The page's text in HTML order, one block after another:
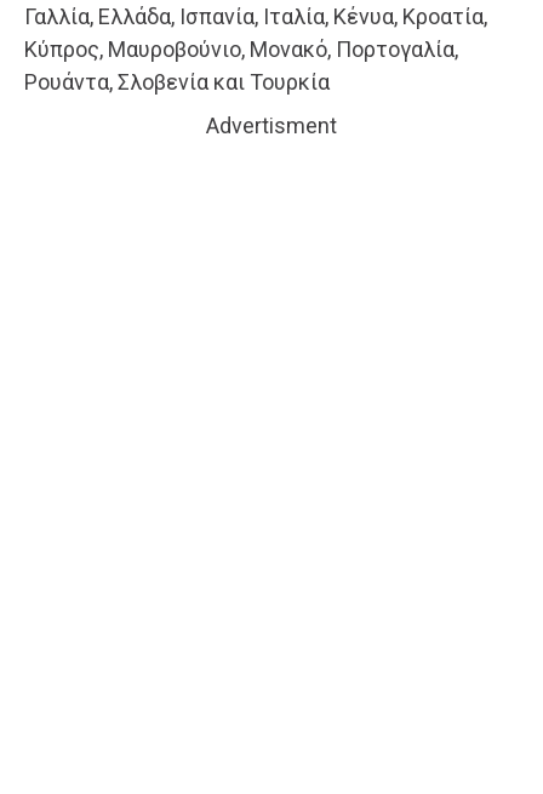
Γαλλία, Ελλάδα, Ισπανία, Ιταλία, Κένυα, Κροατία,
Κύπρος, Μαυροβούνιο, Μονακό, Πορτογαλία,
Ρουάντα, Σλοβενία και Τουρκία
Advertisment